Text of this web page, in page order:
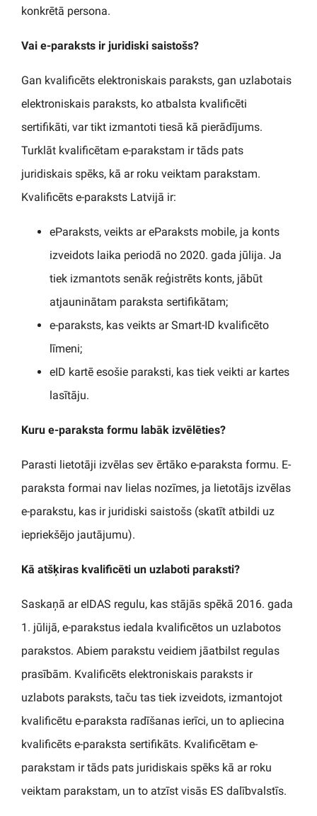
konkrētā persona.
Vai e-paraksts ir juridiski saistošs?
Gan kvalificēts elektroniskais paraksts, gan uzlabotais
elektroniskais paraksts, ko atbalsta kvalificēti
sertifikāti, var tikt izmantoti tiesā kā pierādījums.
Turklāt kvalificētam e-parakstam ir tāds pats
juridiskais spēks, kā ar roku veiktam parakstam.
Kvalificēts e-paraksts Latvijā ir:
eParaksts, veikts ar eParaksts mobile, ja konts
izveidots laika periodā no 2020. gada jūlija. Ja
tiek izmantots senāk reģistrēts konts, jābūt
atjauninātam paraksta sertifikātam;
e-paraksts, kas veikts ar Smart-ID kvalificēto
līmeni;
eID kartē esošie paraksti, kas tiek veikti ar kartes
lasītāju.
Kuru e-paraksta formu labāk izvēlēties?
Parasti lietotāji izvēlas sev ērtāko e-paraksta formu. E-
paraksta formai nav lielas nozīmes, ja lietotājs izvēlas
e-parakstu, kas ir juridiski saistošs (skatīt atbildi uz
iepriekšējo jautājumu).
Kā atšķiras kvalificēti un uzlaboti paraksti?
Saskaņā ar eIDAS regulu, kas stājās spēkā 2016. gada
1. jūlijā, e-parakstus iedala kvalificētos un uzlabotos
parakstos. Abiem parakstu veidiem jāatbilst regulas
prasībām. Kvalificēts elektroniskais paraksts ir
uzlabots paraksts, taču tas tiek izveidots, izmantojot
kvalificētu e-paraksta radīšanas ierīci, un to apliecina
kvalificēts e-paraksta sertifikāts. Kvalificētam e-
parakstam ir tāds pats juridiskais spēks kā ar roku
veiktam parakstam, un to atzīst visās ES dalībvalstīs.